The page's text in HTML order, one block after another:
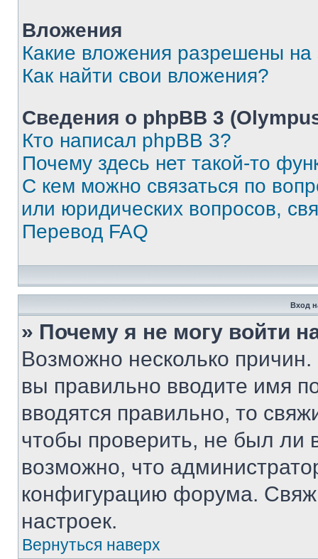
Вложения
Какие вложения разрешены
Как найти свои вложения?
Сведения о phpBB 3
Кто написал phpBB 3?
Почему здесь нет такой-то
С кем можно связаться по
или юридических вопросов,
Перевод FAQ
Вход
» Почему я не могу войти
Возможно несколько
вы правильно вводите имя
вводятся правильно, то
чтобы проверить, не был ли
возможно, что
конфигурацию форума.
настроек.
Вернуться наверх